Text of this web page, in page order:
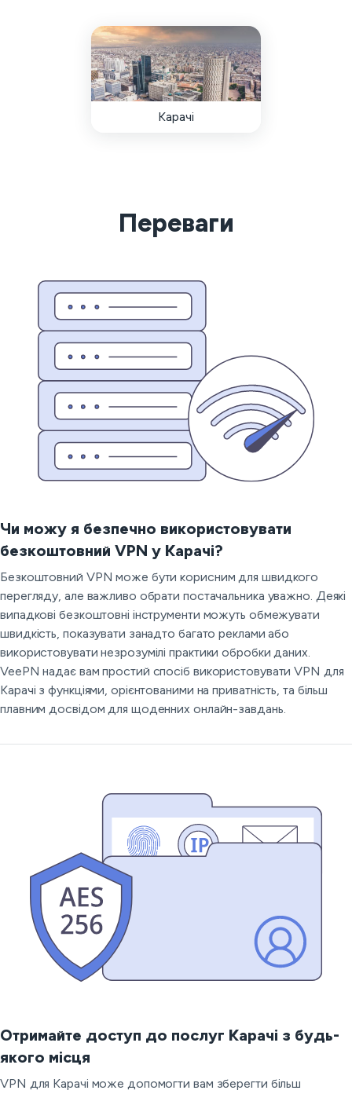
Карачі
Переваги
Чи можу я безпечно використовувати
безкоштовний VPN у Карачі?
Безкоштовний VPN може бути корисним для швидкого
перегляду, але важливо обрати постачальника уважно. Деякі
випадкові безкоштовні інструменти можуть обмежувати
швидкість, показувати занадто багато реклами або
використовувати незрозумілі практики обробки даних.
VeePN надає вам простий спосіб використовувати VPN для
Карачі з функціями, орієнтованими на приватність, та більш
плавним досвідом для щоденних онлайн-завдань.
Отримайте доступ до послуг Карачі з будь-
якого місця
VPN для Карачі може допомогти вам зберегти більш